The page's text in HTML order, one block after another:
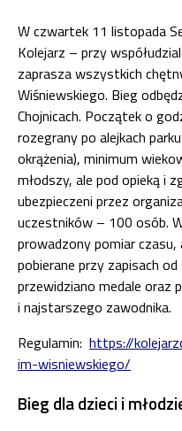
W czwartek 11 listopada
Kolejarz – przy
zaprasza wszystkich
Wiśniewskiego. Bieg
Chojnicach. Początek o
rozegrany po alejkach
okrążenia), minimum
młodszy, ale pod opieką i
ubezpieczeni przez
uczestników – 100 osób.
prowadzony pomiar
pobierane przy zapisach
przewidziano medale oraz
i najstarszego zawodnika.
Regulamin: https://
im-wisniewskiego/
Bieg dla dzieci i